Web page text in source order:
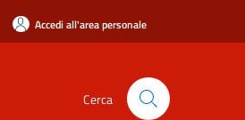
Accedi all'area personale
Cerca